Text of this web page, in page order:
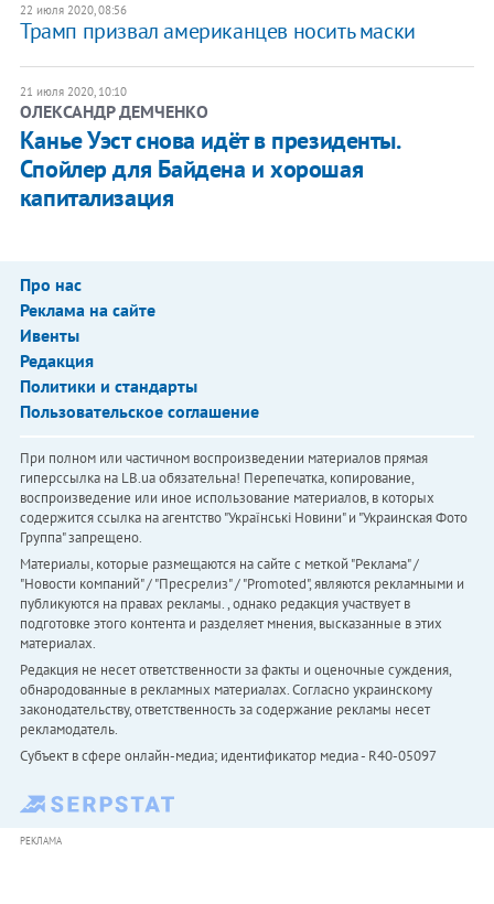
22 июля 2020, 08:56
Трамп призвал американцев носить маски
21 июля 2020, 10:10
ОЛЕКСАНДР ДЕМЧЕНКО
Канье Уэст снова идёт в президенты.
Спойлер для Байдена и хорошая
капитализация
Про нас
Реклама на сайте
Ивенты
Редакция
Политики и стандарты
Пользовательское соглашение
При полном или частичном воспроизведении материалов прямая
гиперссылка на LB.ua обязательна! Перепечатка, копирование,
воспроизведение или иное использование материалов, в которых
содержится ссылка на агентство "Українськi Новини" и "Украинская Фото
Группа" запрещено.
Материалы, которые размещаются на сайте с меткой "Реклама" /
"Новости компаний" / "Пресрелиз" / "Promoted", являются рекламными и
публикуются на правах рекламы. , однако редакция участвует в
подготовке этого контента и разделяет мнения, высказанные в этих
материалах.
Редакция не несет ответственности за факты и оценочные суждения,
обнародованные в рекламных материалах. Согласно украинскому
законодательству, ответственность за содержание рекламы несет
рекламодатель.
Субъект в сфере онлайн-медиа; идентификатор медиа - R40-05097
РЕКЛАМА